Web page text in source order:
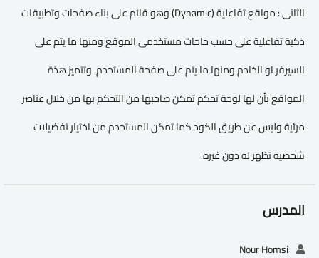
الثانى : مواقع تفاعلية (Dynamic) وهو قائم على بناء صفحات وتطبيقات
ذكية تفاعلية على حسب حاجات مستخدمى الموقع ومنها ما يتم على
السيرفر او الخادم ومنها ما يتم على صفحة المستخدم. وتتميز هذة
المواقع بأن لها لوحة تحكم تمكن صاحبها من التحكم بها من خلال عناصر
مرئية وليس عن طريق الكود كما تمكن المستخدم من اختيار تفضيلات
شخصيه تظهر له دون غيره.
المدرس